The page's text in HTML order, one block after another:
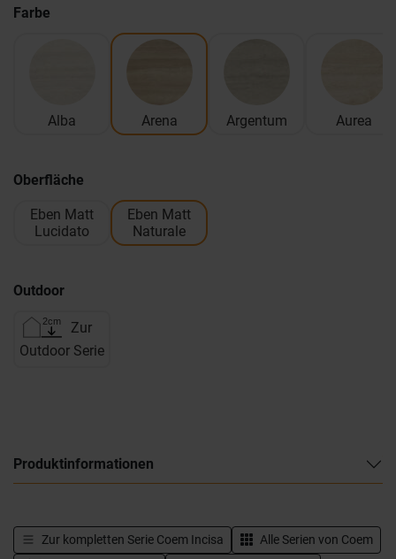
Farbe
Alba Arena Argentum Aurea
Oberfläche
Eben Matt
Lucidato
Eben Matt
Naturale
Outdoor
Zur
Outdoor Serie
Produktinformationen
Zur kompletten Serie Coem Incisa Alle Serien von Coem